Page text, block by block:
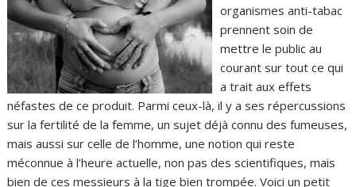
organismes anti-tabac
prennent soin de
mettre le public au
courant sur tout ce qui
a trait aux effets
néfastes de ce produit. Parmi ceux-là, il y a ses répercussions
sur la fertilité de la femme, un sujet déjà connu des fumeuses,
mais aussi sur celle de l’homme, une notion qui reste
méconnue à l’heure actuelle, non pas des scientifiques, mais
bien de ces messieurs à la tige bien trompée. Voici un petit